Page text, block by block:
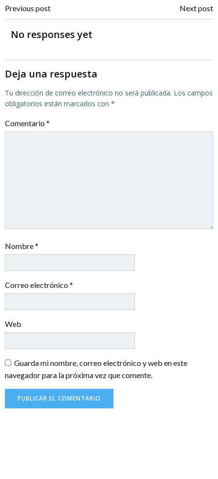
Navegación
por
las
entradas
Previous post
Navegación
las
Next post
No responses yet
Deja una respuesta
Tu dirección de correo electrónico no será publicada. Los campos
obligatorios están marcados con *
Comentario*
Nombre*
Correo electrónico*
Web
Guarda mi nombre, correo electrónico y web en este
navegador para la próxima vez que comente.